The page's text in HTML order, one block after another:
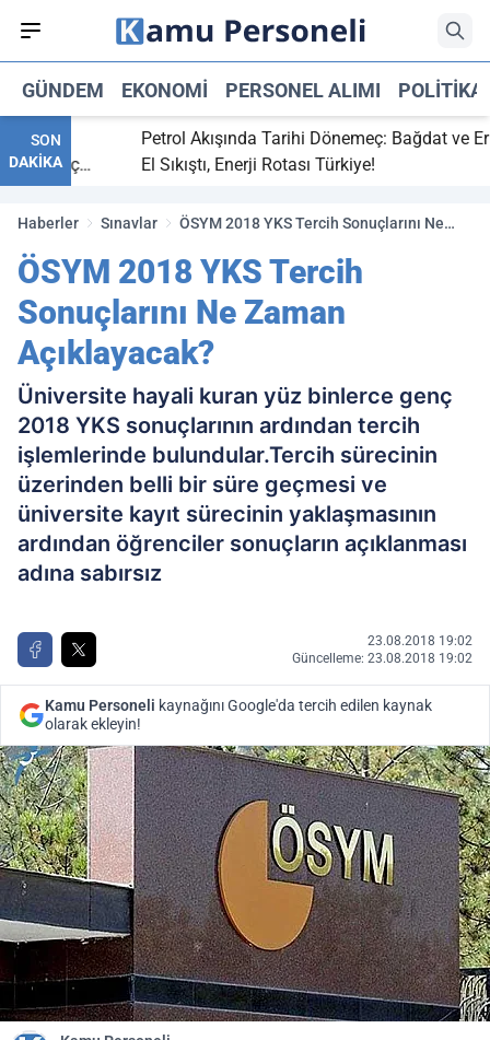
GÜNDEM EKONOMI PERSONEL ALIMI POLITIKA
SON
DAKİKA
bitti,
maç
Petrol Akışında Tarihi Dönemeç: Bağdat ve Erbil
El Sıkıştı, Enerji Rotası Türkiye!
Haberler Sınavlar
ÖSYM 2018 YKS Tercih Sonuçlarını Ne
ÖSYM 2018 YKS Tercih
Sonuçlarını Ne Zaman
Açıklayacak?
Üniversite hayali kuran yüz binlerce genç
2018 YKS sonuçlarının ardından tercih
işlemlerinde bulundular.Tercih sürecinin
üzerinden belli bir süre geçmesi ve
üniversite kayıt sürecinin yaklaşmasının
ardından öğrenciler sonuçların açıklanması
adına sabırsız
23.08.2018 19:02
Güncelleme: 23.08.2018 19:02
Kamu Personeli kaynağını Google'da tercih edilen kaynak
olarak ekleyin!